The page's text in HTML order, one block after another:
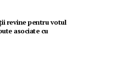
revine pentru votul
asociate cu